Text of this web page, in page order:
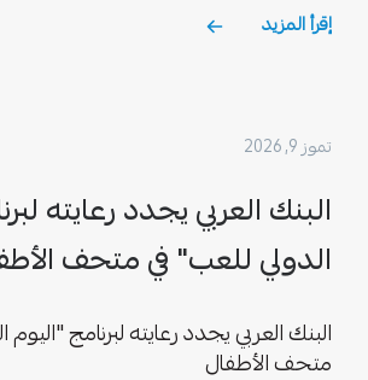
إقرأ المزيد
تموز 9, 2026
البنك العربي يجدد رعايته
الدولي للعب" في متحف
البنك العربي يجدد رعايته لبرنامج
متحف الأطفال